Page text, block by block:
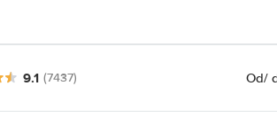
9.1 (7437) Od/